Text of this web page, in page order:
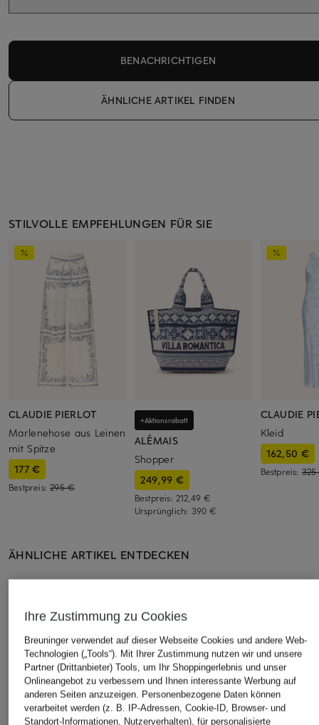
BENACHRICHTIGEN
ÄHNLICHE ARTIKEL FINDEN
STILVOLLE EMPFEHLUNGEN FÜR SIE
CLAUDIE PIERLOT
Marlenehose aus Leinen
mit Spitze
177 €
Bestpreis:295 €
+Aktionsrabatt
ALÉMAIS
Shopper
249,99 €
Bestpreis: 212,49 €
Ursprünglich: 390 €
CLAUDIE
Kleid
162,50 €
Bestpreis:
ÄHNLICHE ARTIKEL ENTDECKEN
Ihre Zustimmung zu Cookies
Breuninger verwendet auf dieser Webseite Cookies und andere Web-
Technologien („Tools“). Mit Ihrer Zustimmung nutzen wir und unsere
Partner (Drittanbieter) Tools, um Ihr Shoppingerlebnis und unser
Onlineangebot zu verbessern und Ihnen interessante Werbung auf
anderen Seiten anzuzeigen. Personenbezogene Daten können
verarbeitet werden (z. B. IP-Adressen, Cookie-ID, Browser- und
Standort-Informationen, Nutzerverhalten), für personalisierte